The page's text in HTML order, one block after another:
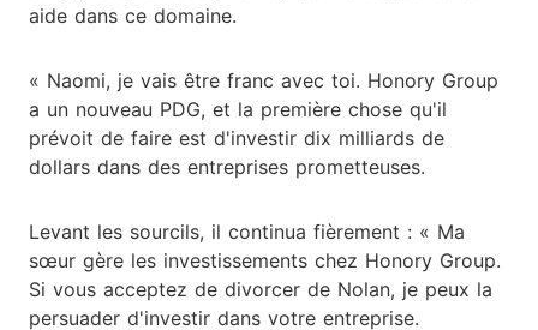
aide dans ce domaine.
« Naomi, je vais être franc avec toi. Honory Group
a un nouveau PDG, et la première chose qu'il
prévoit de faire est d'investir dix milliards de
dollars dans des entreprises prometteuses.
Levant les sourcils, il continua fièrement : « Ma
sœur gère les investissements chez Honory Group.
Si vous acceptez de divorcer de Nolan, je peux la
persuader d'investir dans votre entreprise.